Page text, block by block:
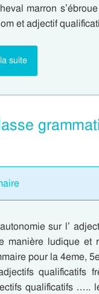
marron
et adjectif
suite
sur l’
manière ludique et
pour la 4eme,
qualificatifs
qualificatifs …..